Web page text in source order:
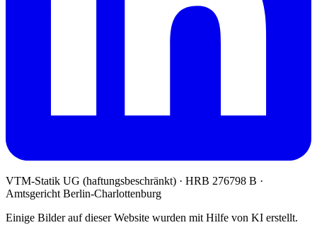
VTM-Statik UG (haftungsbeschränkt) · HRB 276798 B ·
Amtsgericht Berlin-Charlottenburg
Einige Bilder auf dieser Website wurden mit Hilfe von KI erstellt.